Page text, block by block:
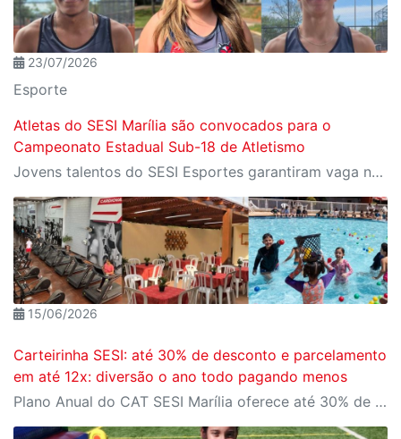
23/07/2026
Esporte
Atletas do SESI Marília são convocados para o
Campeonato Estadual Sub-18 de Atletismo
Jovens talentos do SESI Esportes garantiram vaga na competição após resultados conquistados no Troféu São Paulo de Atletismo, em Araraquara
15/06/2026
Carteirinha SESI: até 30% de desconto e parcelamento
em até 12x: diversão o ano todo pagando menos
Plano Anual do CAT SESI Marília oferece até 30% de desconto em relação aos planos mensais e a facilidade de parcelamento em até 12x no cartão